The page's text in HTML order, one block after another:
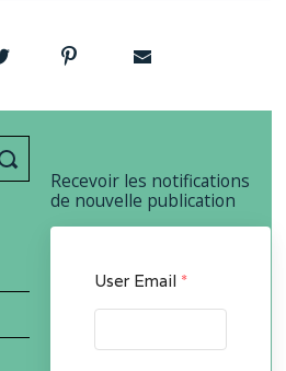
Recevoir les notifications
de nouvelle publication
User Email *